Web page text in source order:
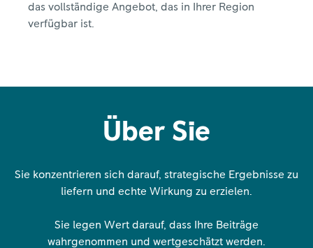
das vollständige Angebot, das in Ihrer Region
verfügbar ist.
Über Sie
Sie konzentrieren sich darauf, strategische Ergebnisse zu
liefern und echte Wirkung zu erzielen.
Sie legen Wert darauf, dass Ihre Beiträge
wahrgenommen und wertgeschätzt werden.